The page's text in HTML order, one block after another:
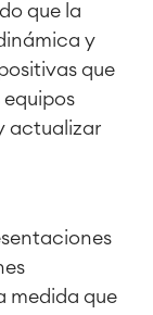
que la
y
que
actualizar
medida que